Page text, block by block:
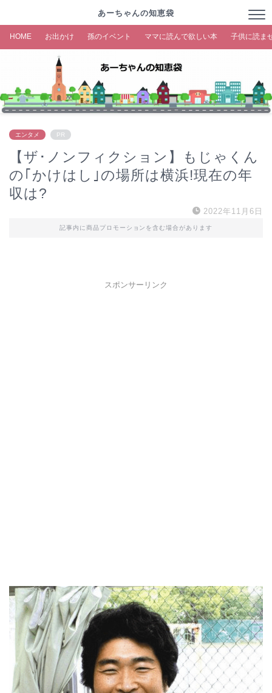
あーちゃんの知恵袋
HOME お出かけ 孫のイベント ママに読んで欲しい本 子供に読ま
エンタメ PR
【ザ･ノンフィクション】もじゃくん
の｢かけはし｣の場所は横浜!現在の年
収は?
2022年11月6日
記事内に商品プロモーションを含む場合があります
スポンサーリンク